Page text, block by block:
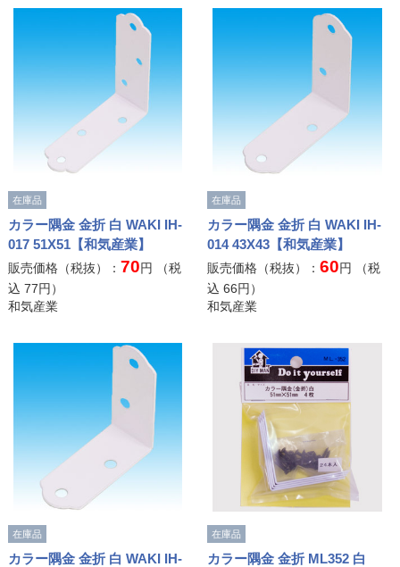
在庫品
カラー隅金 金折 白 WAKI IH-
017 51X51【和気産業】
販売価格（税抜）： 70円 （税
込 77円）
和気産業
在庫品
カラー隅金 金折 白 WAKI IH-
014 43X43【和気産業】
販売価格（税抜）：60円 （税
込66円）
和気産業
在庫品
カラー隅金 金折 白 WAKI IH-
在庫品
カラー隅金 金折 ML352 白